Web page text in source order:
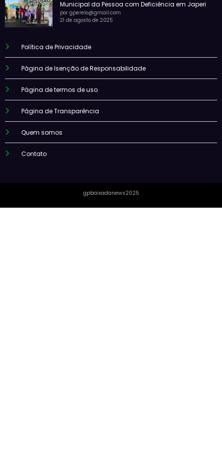
Municipal da Pessoa com Deficiência em Japeri
por gperelo@gmail.com
21 de agosto de 2025
Política de Privacidade
Página de Isenção de Responsabilidade
Página de termos de uso
Página de Transparência
Quem somos
Contato
gpbaixadanews2025